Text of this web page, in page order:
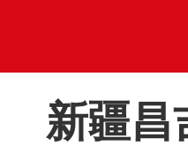
新疆昌